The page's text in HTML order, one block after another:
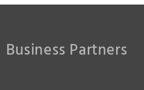
Business Partners